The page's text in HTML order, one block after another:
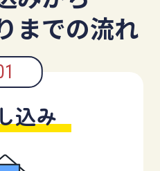
までの流れ
込み